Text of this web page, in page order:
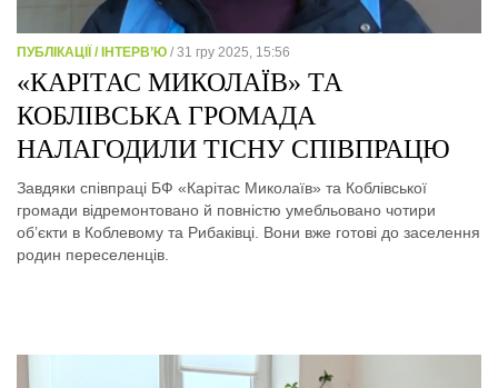
ПУБЛІКАЦІЇ / ІНТЕРВ’Ю / 31 гру 2025, 15:56
«КАРІТАС МИКОЛАЇВ» ТА
КОБЛІВСЬКА ГРОМАДА
НАЛАГОДИЛИ ТІСНУ СПІВПРАЦЮ
Завдяки співпраці БФ «Карітас Миколаїв» та Коблівської
громади відремонтовано й повністю умебльовано чотири
об’єкти в Коблевому та Рибаківці. Вони вже готові до заселення
родин переселенців.